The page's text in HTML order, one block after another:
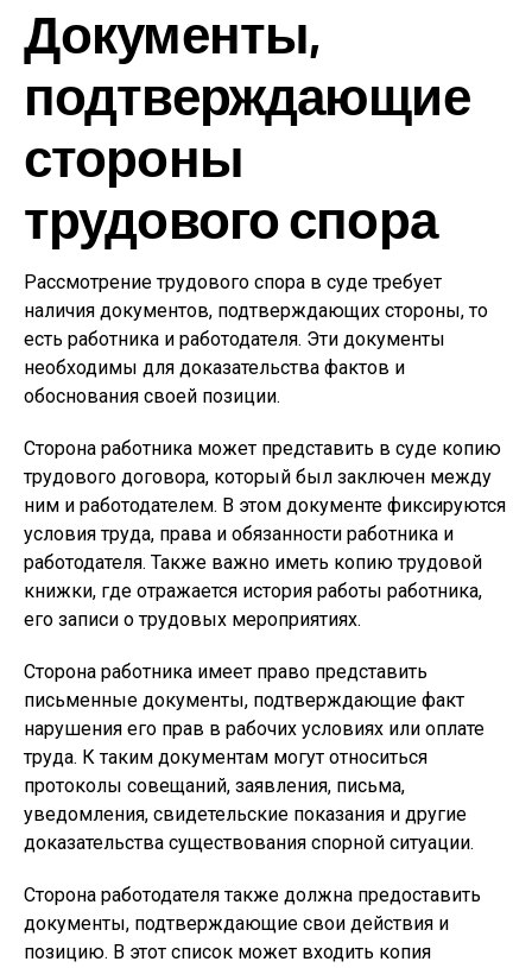
Документы,
подтверждающие
стороны
трудового спора
Рассмотрение трудового спора в суде требует
наличия документов, подтверждающих стороны, то
есть работника и работодателя. Эти документы
необходимы для доказательства фактов и
обоснования своей позиции.
Сторона работника может представить в суде копию
трудового договора, который был заключен между
ним и работодателем. В этом документе фиксируются
условия труда, права и обязанности работника и
работодателя. Также важно иметь копию трудовой
книжки, где отражается история работы работника,
его записи о трудовых мероприятиях.
Сторона работника имеет право представить
письменные документы, подтверждающие факт
нарушения его прав в рабочих условиях или оплате
труда. К таким документам могут относиться
протоколы совещаний, заявления, письма,
уведомления, свидетельские показания и другие
доказательства существования спорной ситуации.
Сторона работодателя также должна предоставить
документы, подтверждающие свои действия и
позицию. В этот список может входить копия